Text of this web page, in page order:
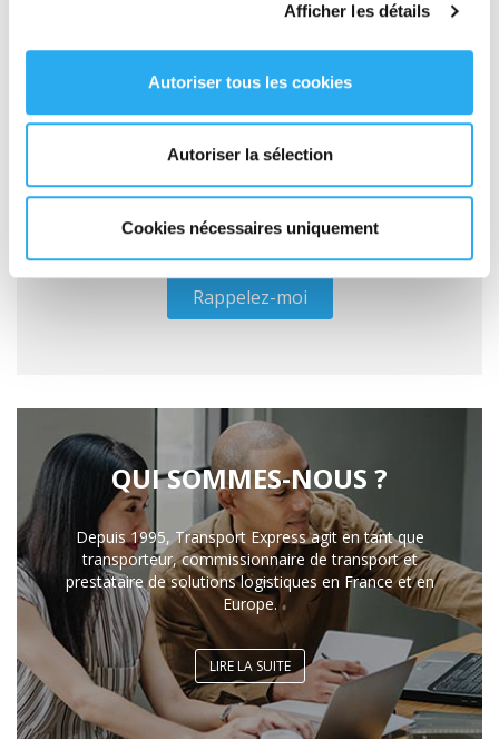
Afficher les détails
Autoriser tous les cookies
Autoriser la sélection
Cookies nécessaires uniquement
Rappelez-moi
QUI SOMMES-NOUS ?
Depuis 1995, Transport Express agit en tant que
transporteur, commissionnaire de transport et
prestataire de solutions logistiques en France et en
Europe.
LIRE LA SUITE